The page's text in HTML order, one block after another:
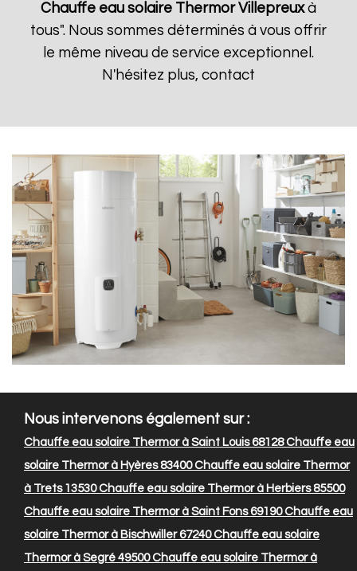
Chauffe eau solaire Thermor Villepreuxà
tous". Nous sommes déterminés à vous offrir
le même niveau de service exceptionnel.
N'hésitez plus, contact
Nous intervenons également sur :
Chauffe eau solaire Thermor à Saint Louis 68128Chauffe eau
solaire Thermor à Hyères 83400Chauffe eau solaire Thermor
à Trets 13530Chauffe eau solaire Thermor à Herbiers 85500
Chauffe eau solaire Thermor à Saint Fons 69190Chauffe eau
solaire Thermor à Bischwiller 67240Chauffe eau solaire
Thermor à Segré 49500Chauffe eau solaire Thermor à